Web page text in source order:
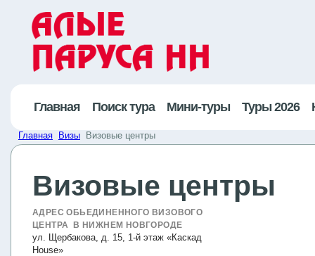
Главная Поиск тура Мини-туры Туры 2026
Главная Визы Визовые центры
Визовые центры
АДРЕС ОБЬЕДИНЕННОГО ВИЗОВОГО
ЦЕНТРА В НИЖНЕМ НОВГОРОДЕ
ул. Щербакова, д. 15, 1-й этаж «Каскад
House»